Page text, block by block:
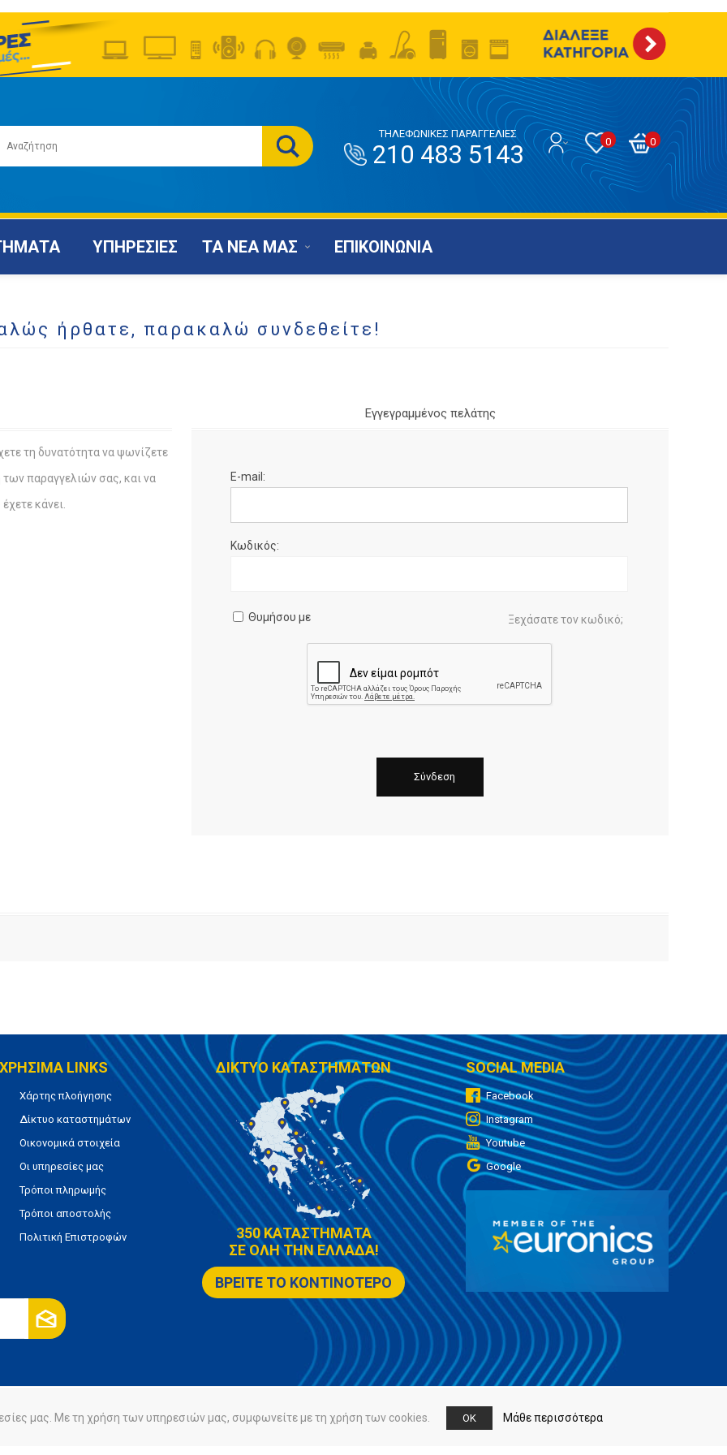
0
0
ΤΗΛΕΦΩΝΙΚΕΣ ΠΑΡΑΓΓΕΛΙΕΣ
210 483 5143
ΥΠΗΡΕΣΙΕΣ ΤΑ ΝΕΑ ΜΑΣ ΕΠΙΚΟΙΝΩΝΙΑ
ήρθατε, παρακαλώ συνδεθείτε!
τη δυνατότητα να ψωνίζετε
των παραγγελιών σας, και να
κάνει.
Εγγεγραμμένος πελάτης
E-mail:
Κωδικός:
Θυμήσου με Ξεχάσατε τον κωδικό;
ΧΡΗΣΙΜΑ LINKS
Χάρτης πλοήγησης
Δίκτυο καταστημάτων
Οικονομικά στοιχεία
Οι υπηρεσίες μας
Τρόποι πληρωμής
Τρόποι αποστολής
Πολιτική Επιστροφών
ΔΙΚΤΥΟ ΚΑΤΑΣΤΗΜΑΤΩΝ
350 ΚΑΤΑΣΤΗΜΑΤΑ
ΣΕ ΟΛΗ ΤΗΝ ΕΛΛΑΔΑ!
ΒΡΕΙΤΕ ΤΟ ΚΟΝΤΙΝΟΤΕΡΟ
SOCIAL MEDIA
Facebook
Instagram
Youtube
Google
Πολιτική Cookies
μας. Με τη χρήση των υπηρεσιών μας, συμφωνείτε με τη χρήση των cookies. OK Μάθε περισσότερα